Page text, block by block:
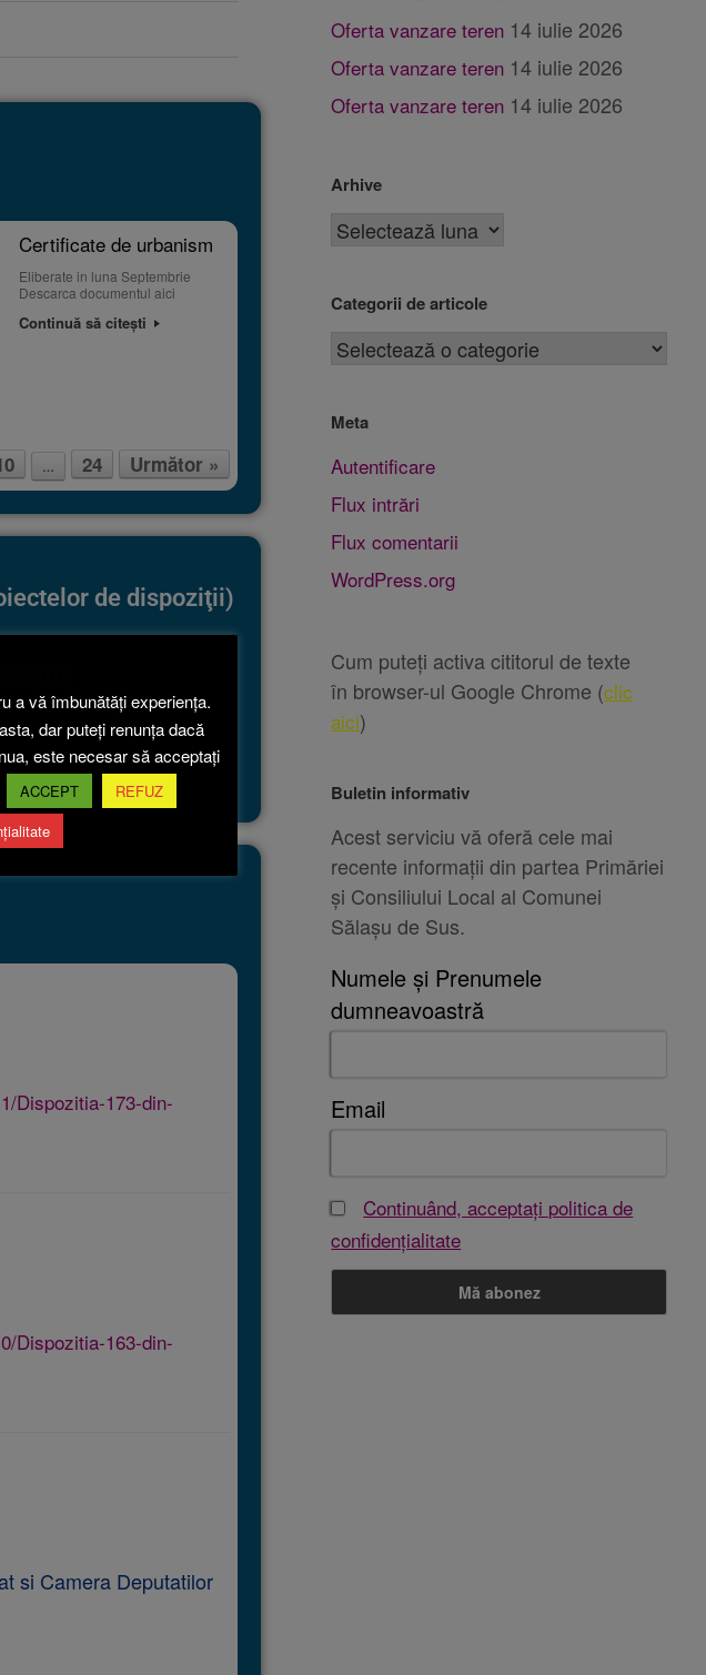
Certificate de urbanism
Eliberate in luna Septembrie
Descarca documentul aici
Continuă să citești
… 24 Următor »
de dispoziţii)
Dispozitia-173-din-
Dispozitia-163-din-
si Camera Deputatilor
Oferta vanzare teren 14 iulie 2026
Oferta vanzare teren 14 iulie 2026
Oferta vanzare teren 14 iulie 2026
Arhive
Categorii de articole
Meta
Autentificare
Flux intrări
Flux comentarii
WordPress.org
Cum puteți activa cititorul de texte
în browser-ul Google Chrome (clic
aici)
Buletin informativ
Acest serviciu vă oferă cele mai
recente informații din partea Primăriei
și Consiliului Local al Comunei
Sălașu de Sus.
Numele și Prenumele
dumneavoastră
Email
Continuând, acceptați politica de
confidențialitate
a vă îmbunătăți experiența.
dar puteți renunța dacă
este necesar să acceptați
ACCEPT
REFUZ